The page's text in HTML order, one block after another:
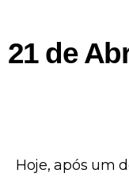
21 de
Hoje, após um